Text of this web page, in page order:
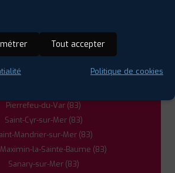
La Seyne-sur-Mer (83)
La Valette-du-Var (83)
Le Pradet (83)
Pierrefeu-du-Var (83)
Saint-Cyr-sur-Mer (83)
Mandrier-sur-Mer (83)
la-Sainte-Baume (83)
Sanary-sur-Mer (83)
Tout accepter
Politique de cookies